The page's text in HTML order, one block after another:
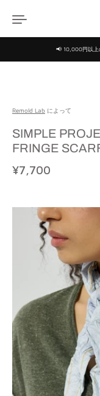
📢 10,000円以上
SIMPLE
FRINGE
Remold Lab によって
定価
¥7,700